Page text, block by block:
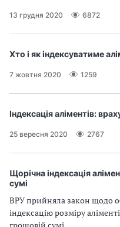
13 грудня 2020 6872
Хто і як індексуватиме
7 жовтня 2020 1259
Індексація аліментів:
25 вересня 2020 2767
Щорічна індексація
сумі
ВРУ прийняла закон щодо
індексацію розміру